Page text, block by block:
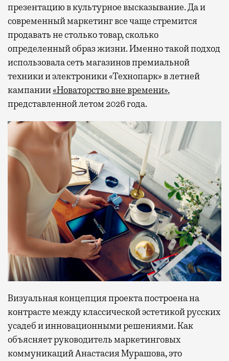
презентацию в культурное высказывание. Да и
современный маркетинг все чаще стремится
продавать не столько товар, сколько
определенный образ жизни. Именно такой подход
использовала сеть магазинов премиальной
техники и электроники «Технопарк» в летней
кампании«Новаторство вне времени»,
представленной летом 2026 года.
Визуальная концепция проекта построена на
контрасте между классической эстетикой русских
усадеб и инновационными решениями. Как
объясняет руководитель маркетинговых
коммуникаций Анастасия Мурашова, это